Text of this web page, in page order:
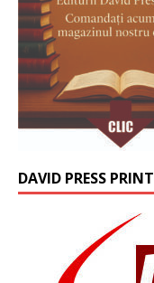
DAVID PRESS PRINT